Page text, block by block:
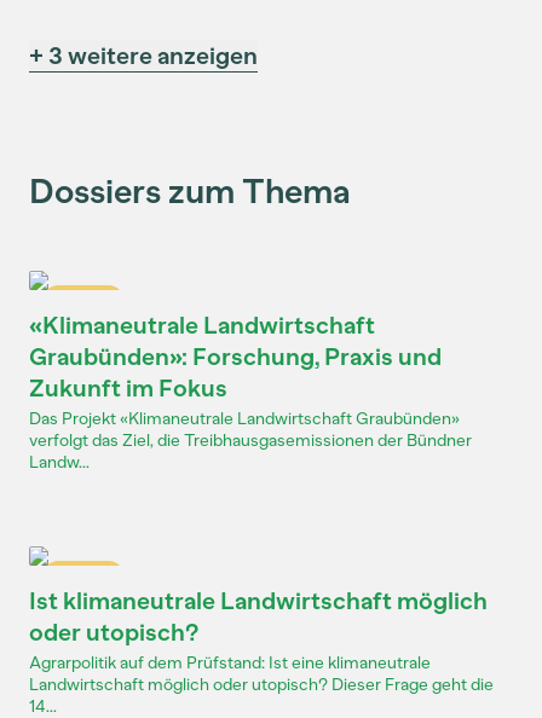
+ 3 weitere anzeigen
Dossiers zum Thema
«Klimaneutrale Landwirtschaft
Graubünden»: Forschung, Praxis und
Zukunft im Fokus
Das Projekt «Klimaneutrale Landwirtschaft Graubünden»
verfolgt das Ziel, die Treibhausgasemissionen der Bündner
Landw...
Ist klimaneutrale Landwirtschaft möglich
oder utopisch?
Agrarpolitik auf dem Prüfstand: Ist eine klimaneutrale
Landwirtschaft möglich oder utopisch? Dieser Frage geht die
14...